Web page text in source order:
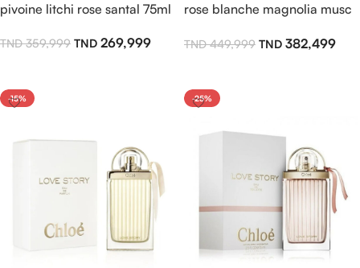
pivoine litchi rose santal 75ml
359,999 269,999
rose blanche magnolia musc
449,999 382,499
-15% -25%